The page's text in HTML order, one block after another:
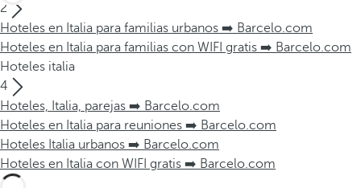
2
Hoteles en Italia para familias urbanos ➡️ Barcelo.com
Hoteles en Italia para familias con WIFI gratis ➡️ Barcelo.com
Hoteles italia
4
Hoteles, Italia, parejas ➡️ Barcelo.com
Hoteles en Italia para reuniones ➡️ Barcelo.com
Hoteles Italia urbanos ➡️ Barcelo.com
Hoteles en Italia con WIFI gratis ➡️ Barcelo.com